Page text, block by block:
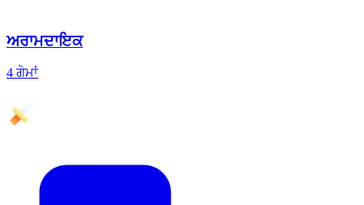
ਅਰਾਮਦਾਇਕ
4 ਗੇਮਾਂ